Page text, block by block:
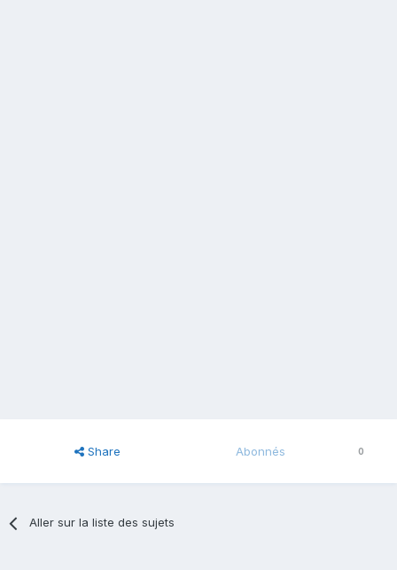
Share Abonnés 0
Aller sur la liste des sujets